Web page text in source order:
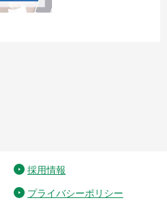
採用情報
プライバシーポリシー